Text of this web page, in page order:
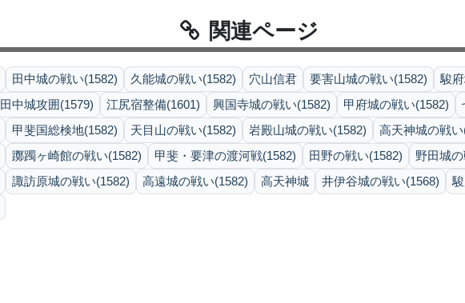
関連ページ
田中城の戦い(1582) 久能城の戦い(1582) 穴山信君 要害山城の戦い(1582)
駿
田中城攻囲(1579) 江尻宿整備(1601) 興国寺城の戦い(1582) 甲府城の戦い(1582)
甲斐国総検地(1582) 天目山の戦い(1582) 岩殿山城の戦い(1582)
高天神城の戦
躑躅ヶ崎館の戦い(1582) 甲斐・要津の渡河戦(1582) 田野の戦い(1582)
野田城
諏訪原城の戦い(1582) 高遠城の戦い(1582) 高天神城 井伊谷城の戦い(1568)